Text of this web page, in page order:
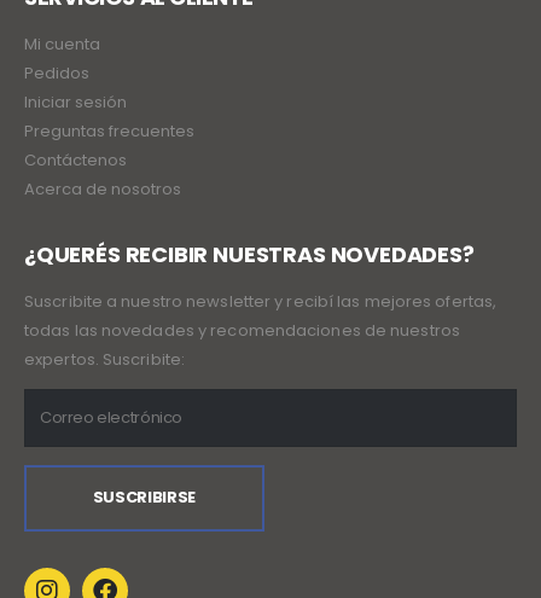
Mi cuenta
Pedidos
Iniciar sesión
Preguntas frecuentes
Contáctenos
Acerca de nosotros
¿QUERÉS RECIBIR NUESTRAS NOVEDADES?
Suscribite a nuestro newsletter y recibí las mejores ofertas,
todas las novedades y recomendaciones de nuestros
expertos. Suscribite: